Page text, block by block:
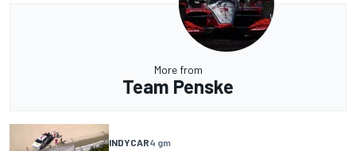
More from
Team Penske
INDYCAR4 gm